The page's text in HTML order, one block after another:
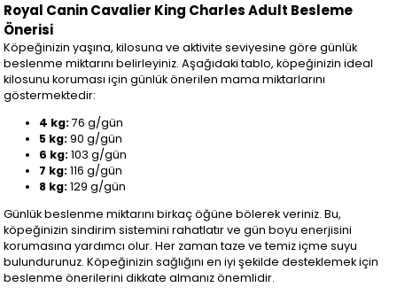
Royal Canin Cavalier King Charles Adult Besleme
Önerisi
Köpeğinizin yaşına, kilosuna ve aktivite seviyesine göre günlük
beslenme miktarını belirleyiniz. Aşağıdaki tablo, köpeğinizin ideal
kilosunu koruması için günlük önerilen mama miktarlarını
göstermektedir:
4 kg:76 g/gün
5 kg:90 g/gün
6 kg:103 g/gün
7 kg:116 g/gün
8 kg:129 g/gün
Günlük beslenme miktarını birkaç öğüne bölerek veriniz. Bu,
köpeğinizin sindirim sistemini rahatlatır ve gün boyu enerjisini
korumasına yardımcı olur. Her zaman taze ve temiz içme suyu
bulundurunuz. Köpeğinizin sağlığını en iyi şekilde desteklemek için
beslenme önerilerini dikkate almanız önemlidir.